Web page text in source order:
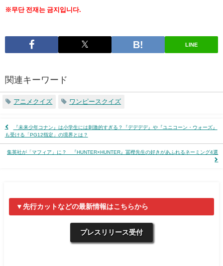
※무단 전재는 금지입니다.
LINE
関連キーワード
アニメクイズ ワンピースクイズ
『未来少年コナン』は小学生には刺激的すぎる？『デデデデ』や『ユニコーン・ウォーズ』
も受ける「PG12指定」の境界とは？
集英社が「マフィア」に？ 『HUNTER×HUNTER』冨樫先生の好きがあふれるネーミング4選
▼先行カットなどの最新情報はこちらから
プレスリリース受付